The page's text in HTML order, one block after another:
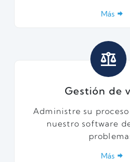
Más
Gestión de
Administre su
nuestro software
Más